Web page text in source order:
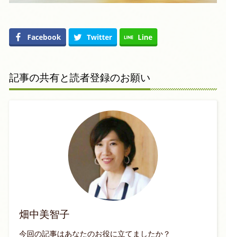
Facebook Twitter Line
記事の共有と読者登録のお願い
畑中美智子
今回の記事はあなたのお役に立てましたか？